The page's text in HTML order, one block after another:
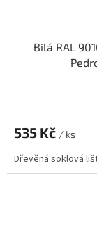
Bílá RAL
535 Kč / ks
Dřevěná soklová